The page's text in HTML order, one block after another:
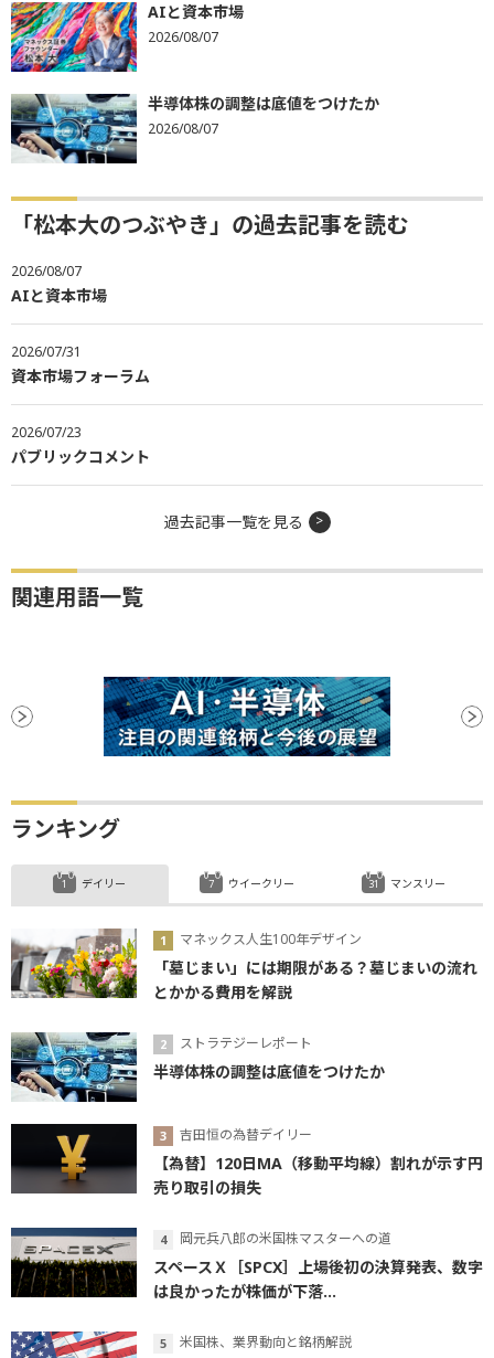
AIと資本市場
2026/08/07
半導体株の調整は底値をつけたか
2026/08/07
「松本大のつぶやき」の過去記事を読む
2026/08/07
AIと資本市場
2026/07/31
資本市場フォーラム
2026/07/23
パブリックコメント
過去記事一覧を見る
関連用語一覧
ランキング
デイリー
マネックス人生100年デザイン
「墓じまい」には期限がある？墓じまいの流れ
とかかる費用を解説
ストラテジーレポート
半導体株の調整は底値をつけたか
吉田恒の為替デイリー
【為替】120日MA（移動平均線）割れが示す円
売り取引の損失
岡元兵八郎の米国株マスターへの道
スペースＸ［SPCX］上場後初の決算発表、数字
は良かったが株価が下落...
米国株、業界動向と銘柄解説
ウイークリー マンスリー